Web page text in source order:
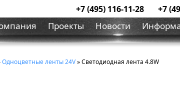
+7 (495) 116-11-28 +7
Проекты Новости
Одноцветные ленты 24V» Светодиодная лента 4.8W